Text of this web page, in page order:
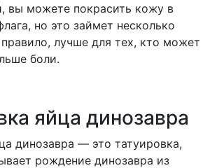
вы можете покрасить кожу в
но это займет несколько
лучше для тех, кто может
боли.
яйца динозавра
динозавра — это татуировка,
рождение динозавра из